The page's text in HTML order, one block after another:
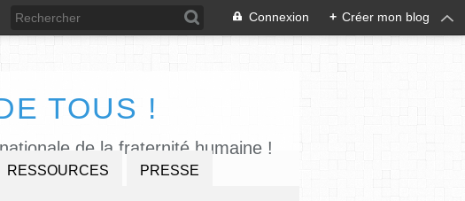
Connexion + Créer mon blog
TOUS !
de la fraternité humaine !
RESSOURCES PRESSE